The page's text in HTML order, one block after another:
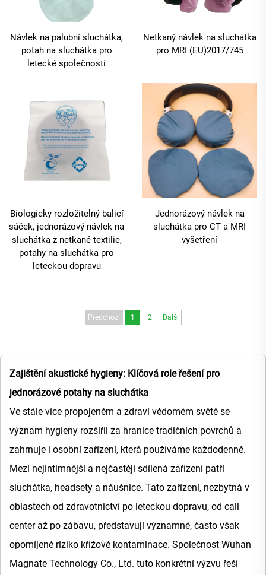
Návlek na palubní sluchátka,
potah na sluchátka pro
letecké společnosti
Netkaný návlek na sluchátka
pro MRI (EU)2017/745
Biologicky rozložitelný balicí
sáček, jednorázový návlek na
sluchátka z netkané textilie,
potahy na sluchátka pro
leteckou dopravu
Jednorázový návlek na
sluchátka pro CT a MRI
vyšetření
Předchozí 1 2 Další
Zajištění akustické hygieny: Klíčová role řešení pro
jednorázové potahy na sluchátka
Ve stále více propojeném a zdraví vědomém světě se
význam hygieny rozšířil za hranice tradičních povrchů a
zahrnuje i osobní zařízení, která používáme každodenně.
Mezi nejintimnější a nejčastěji sdílená zařízení patří
sluchátka, headsety a náušnice. Tato zařízení, nezbytná v
oblastech od zdravotnictví po leteckou dopravu, od call
center až po zábavu, představují významné, často však
opomíjené riziko křížové kontaminace. Společnost Wuhan
Magnate Technology Co., Ltd. tuto konkrétní výzvu řeší